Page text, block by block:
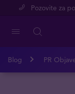
Pozovite za
Blog PR